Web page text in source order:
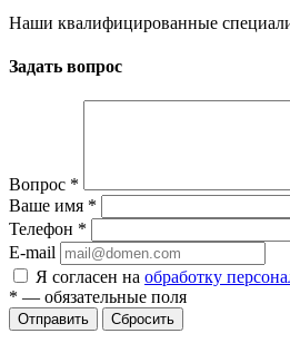
Наши квалифицированные
Задать вопрос
Вопрос *
Ваше имя *
Телефон *
E-mail
Я согласен на обработку
* — обязательные поля
Отправить Сбросить